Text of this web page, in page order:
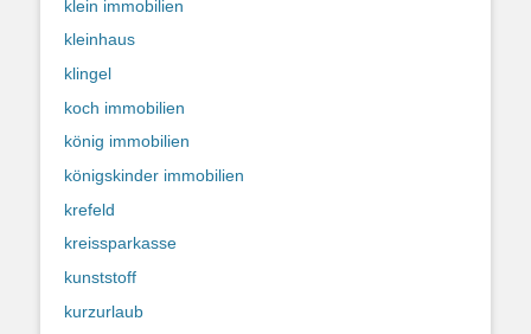
klein immobilien
kleinhaus
klingel
koch immobilien
könig immobilien
königskinder immobilien
krefeld
kreissparkasse
kunststoff
kurzurlaub